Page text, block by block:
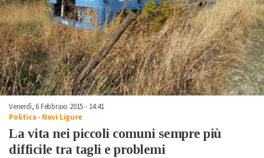
Venerdì, 6 Febbraio 2015 - 14:41
Politica- Novi Ligure
La vita nei piccoli comuni sempre più
difficile tra tagli e problemi